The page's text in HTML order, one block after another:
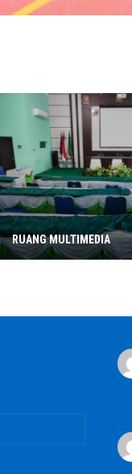
RUANG MULTIMEDIA